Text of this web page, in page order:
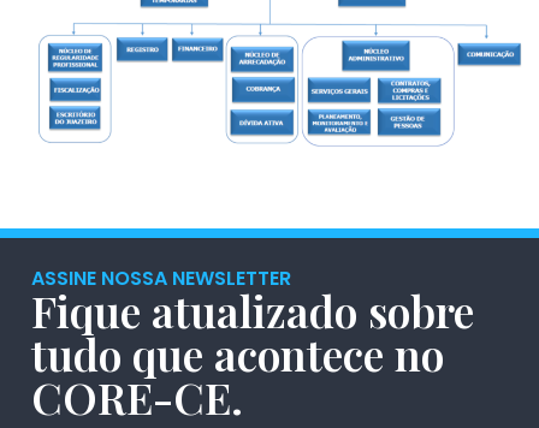
ASSINE NOSSA NEWSLETTER
Fique atualizado sobre
tudo que acontece no
CORE-CE.